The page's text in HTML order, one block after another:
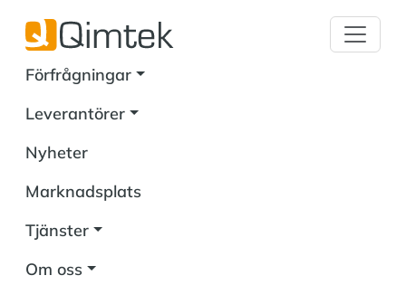
Förfrågningar
Leverantörer
Nyheter
Marknadsplats
Tjänster
Om oss